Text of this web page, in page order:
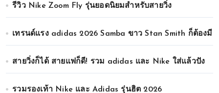
รีวิว Nike Zoom Fly รุ่นยอดนิยมสำหรับสายวิ่ง
เทรนด์แรง adidas 2026 Samba ขาว Stan Smith ก็ต้องมี
สายวิ่งก็ได้ สายแฟก็ดี! รวม adidas และ Nike ใส่แล้วปัง
รวมรองเท้า Nike และ Adidas รุ่นฮิต 2026